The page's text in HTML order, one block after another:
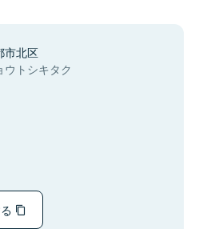
市北区
ウトシキタク